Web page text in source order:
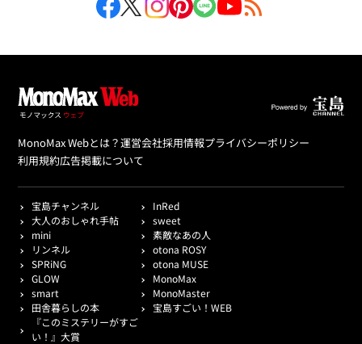
MonoMax Webとは？運営会社採用情報プライバシーポリシー
利用規約広告掲載について
宝島チャンネル
InRed
大人のおしゃれ手帖
sweet
mini
素敵なあの人
リンネル
otona ROSY
SPRiNG
otona MUSE
GLOW
MonoMax
smart
MonoMaster
田舎暮らしの本
宝島すごい！WEB
『このミステリーがすご
い！』大賞